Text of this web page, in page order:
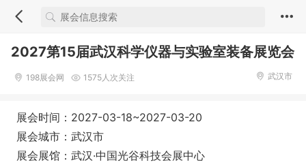
2027第15届武汉科学仪器与实验室装备展览会
198展会网 1575人次关注 武汉市
展会时间：2027-03-18~2027-03-20
展会城市：武汉市
展会展馆：武汉·中国光谷科技会展中心